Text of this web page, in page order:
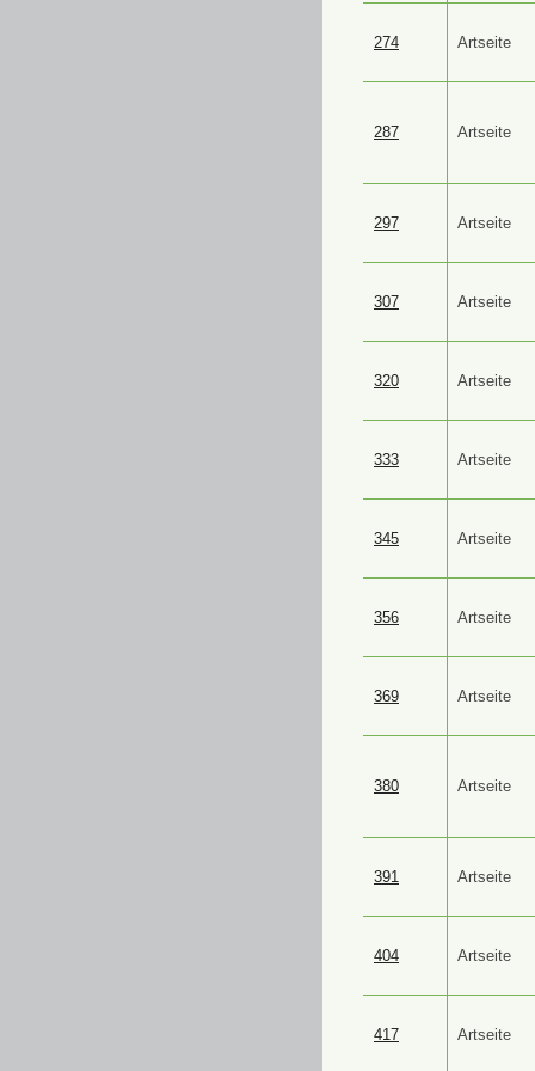
274 Artseite
287 Artseite
297 Artseite
307 Artseite
320 Artseite
333 Artseite
345 Artseite
356 Artseite
369 Artseite
380 Artseite
391 Artseite
404 Artseite
417 Artseite